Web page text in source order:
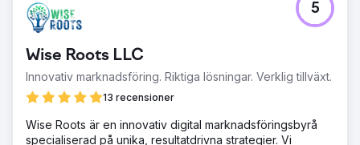
Wise Roots LLC
Innovativ marknadsföring. Riktiga lösningar. Verklig tillväxt.
13 recensioner
5
Wise Roots är en innovativ digital marknadsföringsbyrå
specialiserad på unika, resultatdrivna strategier. Vi